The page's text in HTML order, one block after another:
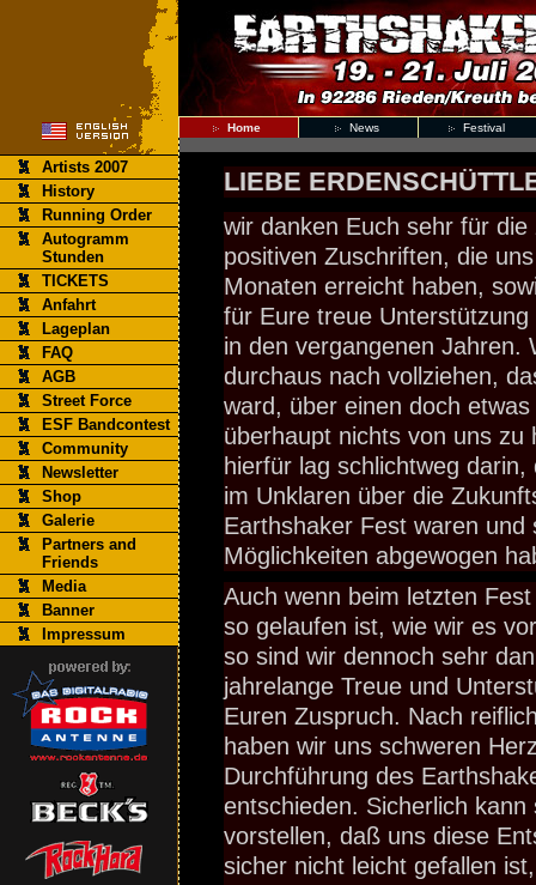
Home News Festival
LIEBE
wir danken Euch sehr für die
positiven Zuschriften, die
Monaten erreicht haben,
für Eure treue
in den vergangenen Jahren.
durchaus nach vollziehen,
ward, über einen doch
überhaupt nichts von uns zu
hierfür lag schlichtweg
im Unklaren über die
Earthshaker Fest waren und
Möglichkeiten abgewogen
Auch wenn beim letzten
so gelaufen ist, wie wir es
so sind wir dennoch sehr
jahrelange Treue und
Euren Zuspruch. Nach
haben wir uns schweren
Durchführung des
entschieden. Sicherlich kann
vorstellen, daß uns diese
sicher nicht leicht gefallen
Artists 2007
History
Running Order
Autogramm
Stunden
TICKETS
Anfahrt
Lageplan
FAQ
AGB
Street Force
ESF Bandcontest
Community
Newsletter
Shop
Galerie
Partners and
Friends
Media
Banner
Impressum